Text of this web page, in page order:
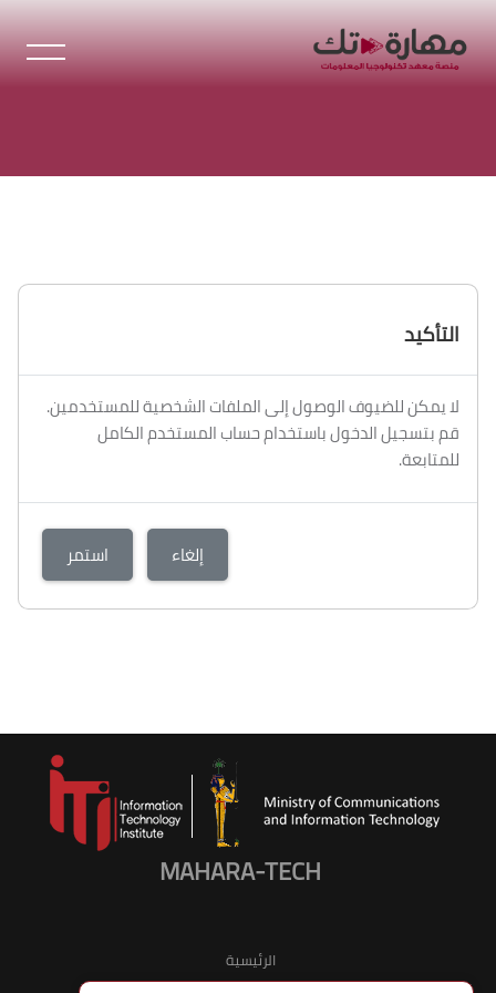
التأكيد
لا يمكن للضيوف الوصول إلى الملفات الشخصية للمستخدمين.
قم بتسجيل الدخول باستخدام حساب المستخدم الكامل
للمتابعة.
إلغاء استمر
MAHARA-TECH
الرئيسية